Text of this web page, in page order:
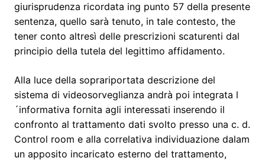
giurisprudenza ricordata ing punto 57 della presente
sentenza, quello sarà tenuto, in tale contesto, the
tener conto altresì delle prescrizioni scaturenti dal
principio della tutela del legittimo affidamento.
Alla luce della soprariportata descrizione del
sistema di videosorveglianza andrà poi integrata l
´informativa fornita agli interessati inserendo il
confronto al trattamento dati svolto presso una c. d.
Control room e alla correlativa individuazione dalam
un apposito incaricato esterno del trattamento,